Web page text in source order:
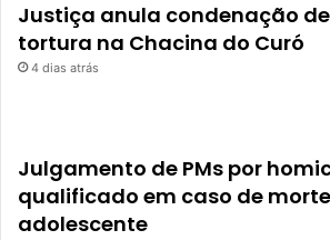
Justiça anula condenação de
tortura na Chacina do Curó
4 dias atrás
Julgamento de PMs por
qualificado em caso de
adolescente